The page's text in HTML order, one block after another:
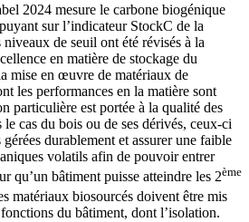
2024 mesure le carbone biogénique
sur l’indicateur StockC de la
de seuil ont été révisés à la
en matière de stockage du
mise en œuvre de matériaux de
les performances en la matière sont
particulière est portée à la qualité des
cas du bois ou de ses dérivés, ceux-ci
durablement et assurer une faible
volatils afin de pouvoir entrer
qu’un bâtiment puisse atteindre les 2ème
matériaux biosourcés doivent être mis
du bâtiment, dont l’isolation.